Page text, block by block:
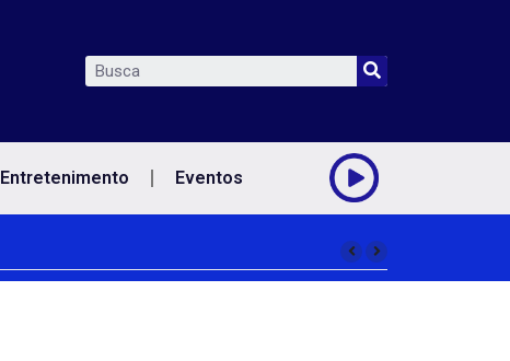
Entretenimento Eventos